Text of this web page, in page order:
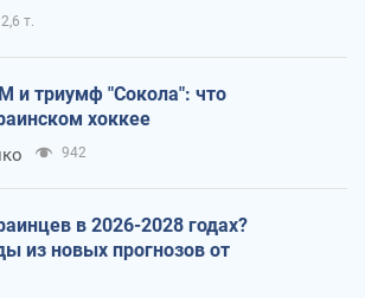
2,6 т.
и триумф "Сокола": что
хоккее
942
в 2026-2028 годах?
из новых прогнозов от